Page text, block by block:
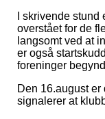
I skrivende
overstået for de
langsomt ved at
er også
foreninger
Den 16.august
signalerer at